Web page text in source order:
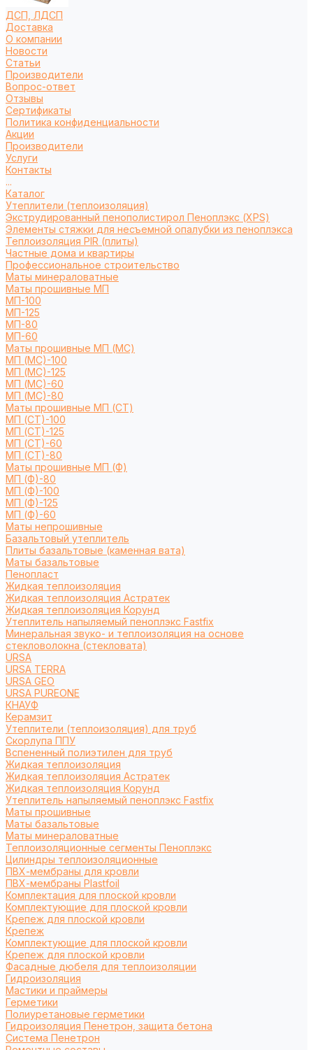
ДСП, ЛДСП
Доставка
О компании
Новости
Статьи
Производители
Вопрос-ответ
Отзывы
Сертификаты
Политика конфиденциальности
Акции
Производители
Услуги
Контакты
...
Каталог
Утеплители (теплоизоляция)
Экструдированный пенополистирол Пеноплэкс (XPS)
Элементы стяжки для несъемной опалубки из пеноплэкса
Теплоизоляция PIR (плиты)
Частные дома и квартиры
Профессиональное строительство
Маты минераловатные
Маты прошивные МП
МП-100
МП-125
МП-80
МП-60
Маты прошивные МП (МС)
МП (МС)-100
МП (МС)-125
МП (МС)-60
МП (МС)-80
Маты прошивные МП (СТ)
МП (СТ)-100
МП (СТ)-125
МП (СТ)-60
МП (СТ)-80
Маты прошивные МП (Ф)
МП (Ф)-80
МП (Ф)-100
МП (Ф)-125
МП (Ф)-60
Маты непрошивные
Базальтовый утеплитель
Плиты базальтовые (каменная вата)
Маты базальтовые
Пенопласт
Жидкая теплоизоляция
Жидкая теплоизоляция Астратек
Жидкая теплоизоляция Корунд
Утеплитель напыляемый пеноплэкс Fastfix
Минеральная звуко- и теплоизоляция на основе
стекловолокна (стекловата)
URSA
URSA TERRA
URSA GEO
URSA PUREONE
КНАУФ
Керамзит
Утеплители (теплоизоляция) для труб
Cкорлупа ППУ
Вспененный полиэтилен для труб
Жидкая теплоизоляция
Жидкая теплоизоляция Астратек
Жидкая теплоизоляция Корунд
Утеплитель напыляемый пеноплэкс Fastfix
Маты прошивные
Маты базальтовые
Маты минераловатные
Теплоизоляционные сегменты Пеноплэкс
Цилиндры теплоизоляционные
ПВХ-мембраны для кровли
ПВХ-мембраны Plastfoil
Комплектация для плоской кровли
Комплектующие для плоской кровли
Крепеж для плоской кровли
Крепеж
Комплектующие для плоской кровли
Крепеж для плоской кровли
Фасадные дюбеля для теплоизоляции
Гидроизоляция
Мастики и праймеры
Герметики
Полиуретановые герметики
Гидроизоляция Пенетрон, защита бетона
Система Пенетрон